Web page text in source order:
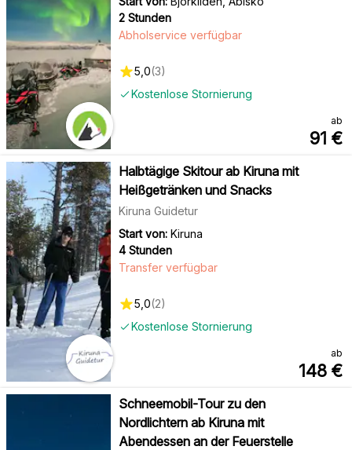
2 Stunden
Kostenlose Stornierung
Abholservice verfügbar
5,0(3)
ab
91 €
Halbtägige Skitour ab Kiruna mit
Heißgetränken und Snacks
Kiruna Guidetur
Start von: Kiruna
4 Stunden
Kostenlose Stornierung
Transfer verfügbar
5,0(2)
ab
148 €
Schneemobil-Tour zu den
Nordlichtern ab Kiruna mit
Abendessen an der Feuerstelle